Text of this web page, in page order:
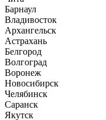
Барнаул
Владивосток
Архангельск
Астрахань
Белгород
Волгоград
Воронеж
Новосибирск
Челябинск
Саранск
Якутск